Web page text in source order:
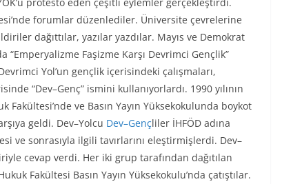
forumlar düzenlediler. Üniversite çevrelerine
dağıttılar, yazılar yazdılar. Mayıs ve Demokrat
Faşizme Karşı Devrimci Gençlik”
Yol’un gençlik içerisindeki çalışmaları,
“Dev–Genç” ismini kullanıyorlardı. 1990 yılının
ve Basın Yayın Yüksekokulunda boykot
geldi. Dev–Yolcu Dev–Gençliler İHFÖD adına
ve sonrasıyla ilgili tavırlarını eleştirmişlerdi. Dev–
cevap verdi. Her iki grup tarafından dağıtılan
Fakültesi Basın Yayın Yüksekokulu’nda çatıştılar.